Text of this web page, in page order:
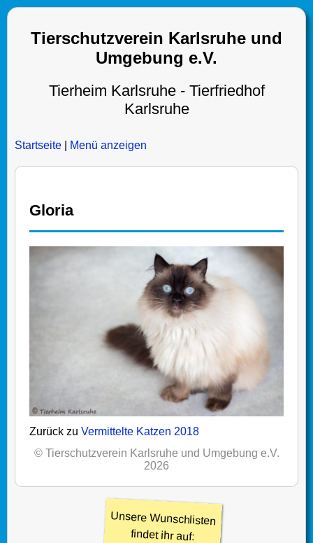
Tierschutzverein Karlsruhe und
Umgebung e.V.
Tierheim Karlsruhe - Tierfriedhof
Karlsruhe
Startseite Menü anzeigen
Gloria
Zurück zu Vermittelte Katzen 2018
© Tierschutzverein Karlsruhe und Umgebung e.V.
2026
Unsere Wunschlisten
findet ihr auf: